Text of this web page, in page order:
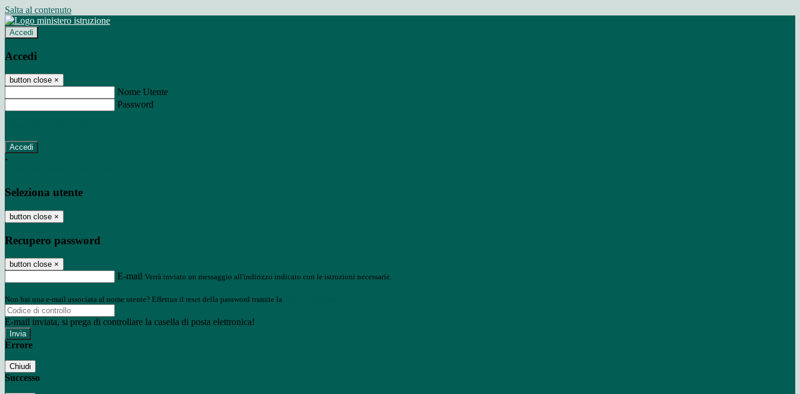
Salta al contenuto
Accedi
Accedi
button close ×
Nome Utente
Password
-
Seleziona utente
button close ×
Recupero password
button close ×
E-mail Verrà inviato un messaggio all'indirizzo indicato con le istruzioni necessarie.
Non hai una e-mail associata al nome utente? Effettua il reset della password tramite la
E-mail inviata, si prega di controllare la casella di posta elettronica!
Errore
Chiudi
Successo